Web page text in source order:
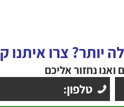
יותר? צרו איתנו
ואנו נחזור אליכם